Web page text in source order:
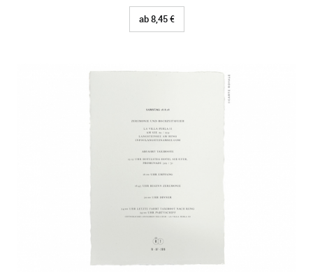
ab 8,45 €